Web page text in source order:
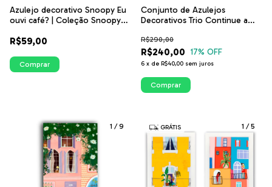
Azulejo decorativo Snoopy Eu
ouvi café? | Coleção Snoopy
R$59,00
Comprar
Conjunto de Azulejos
Decorativos Trio Continue a
ITsLEJO
R$240,00
R$290,00
17% OFF
6 x de R$40,00 sem juros
Comprar
1 /9 1 /5
GRÁTIS